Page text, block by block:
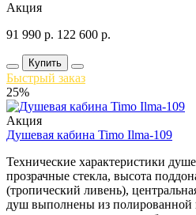
Акция
91 990 р. 122 600 р.
Купить
Быстрый заказ
25%
Акция
Душевая кабина Timo Ilma-109
Технические характеристики
прозрачные стекла, высота
(тропический ливень),
душ выполнены из полированной